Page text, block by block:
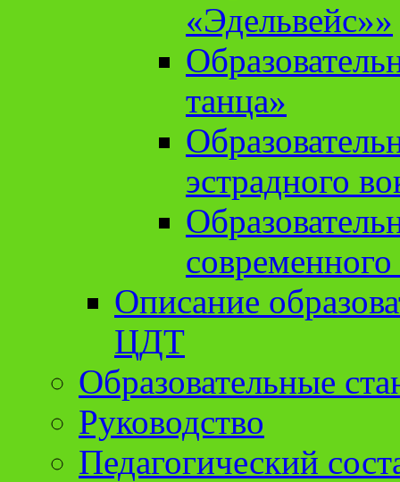
«Эдельвейс»»
танца»
эстрадного
Описание
ЦДТ
Образовательные
Руководство
Педагогический